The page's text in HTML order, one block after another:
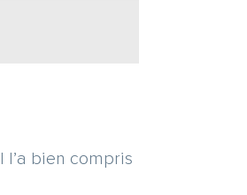
l’a bien compris